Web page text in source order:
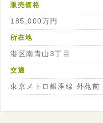
販売価格
185,000万円
所在地
港区南青山3丁目
交通
東京メトロ銀座線 外苑前